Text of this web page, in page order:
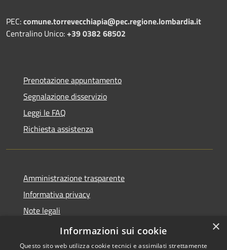
PEC:comune.torrevecchiapia@pec.regione.lombardia.it
Centralino Unico:+39 0382 68502
Prenotazione appuntamento
Segnalazione disservizio
Leggi le FAQ
Richiesta assistenza
Amministrazione trasparente
Informativa privacy
Note legali
Dichiarazione di accessibilità
×
Informazioni sui cookie
Questo sito web utilizza cookie tecnici e assimilati strettamente